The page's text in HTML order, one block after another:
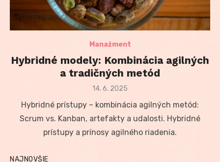
Manažment
Hybridné modely: Kombinácia agilných
a tradičných metód
Posted
14. 6. 2025
Hybridné prístupy – kombinácia agilných metód:
Scrum vs. Kanban, artefakty a udalosti. Hybridné
prístupy a prínosy agilného riadenia.
NAJNOVŠIE